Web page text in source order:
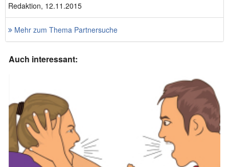
Redaktion, 12.11.2015
Mehr zum Thema Partnersuche
Auch interessant: